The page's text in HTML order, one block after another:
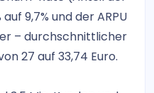
9,7% und der ARPU
– durchschnittlicher
27 auf 33,74 Euro.